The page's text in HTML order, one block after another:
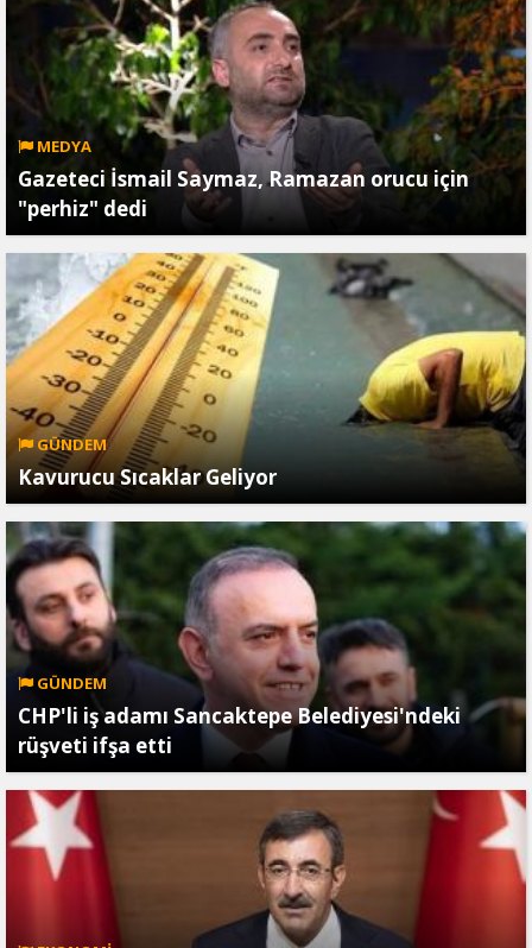
MEDYA
Gazeteci İsmail Saymaz, Ramazan orucu için
"perhiz" dedi
GÜNDEM
Kavurucu Sıcaklar Geliyor
GÜNDEM
CHP'li iş adamı Sancaktepe Belediyesi'ndeki
rüşveti ifşa etti